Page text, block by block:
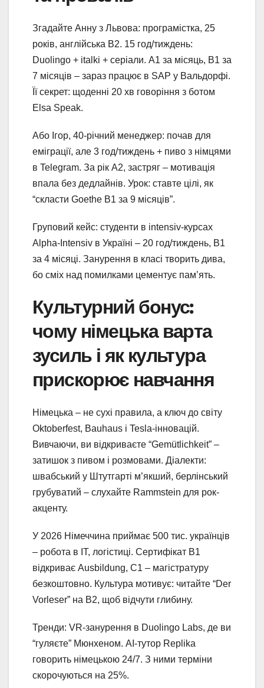
Згадайте Анну з Львова: програмістка, 25
років, англійська B2. 15 год/тиждень:
Duolingo + italki + серіали. A1 за місяць, B1 за
7 місяців – зараз працює в SAP у Вальдорфі.
Її секрет: щоденні 20 хв говоріння з ботом
Elsa Speak.
Або Ігор, 40-річний менеджер: почав для
еміграції, але 3 год/тиждень + пиво з німцями
в Telegram. За рік A2, застряг – мотивація
впала без дедлайнів. Урок: ставте цілі, як
“скласти Goethe B1 за 9 місяців”.
Груповий кейс: студенти в intensiv-курсах
Alpha-Intensiv в Україні – 20 год/тиждень, B1
за 4 місяці. Занурення в класі творить дива,
бо сміх над помилками цементує пам’ять.
Культурний бонус:
чому німецька варта
зусиль і як культура
прискорює навчання
Німецька – не сухі правила, а ключ до світу
Oktoberfest, Bauhaus і Tesla-інновацій.
Вивчаючи, ви відкриваєте “Gemütlichkeit” –
затишок з пивом і розмовами. Діалекти:
швабський у Штутгарті м’якший, берлінський
грубуватий – слухайте Rammstein для рок-
акценту.
У 2026 Німеччина приймає 500 тис. українців
– робота в IT, логістиці. Сертифікат B1
відкриває Ausbildung, C1 – магістратуру
безкоштовно. Культура мотивує: читайте “Der
Vorleser” на B2, щоб відчути глибину.
Тренди: VR-занурення в Duolingo Labs, де ви
“гуляєте” Мюнхеном. AI-тутор Replika
говорить німецькою 24/7. З ними терміни
скорочуються на 25%.